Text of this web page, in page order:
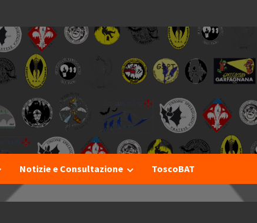
Notizie e Consultazione ToscoBAT